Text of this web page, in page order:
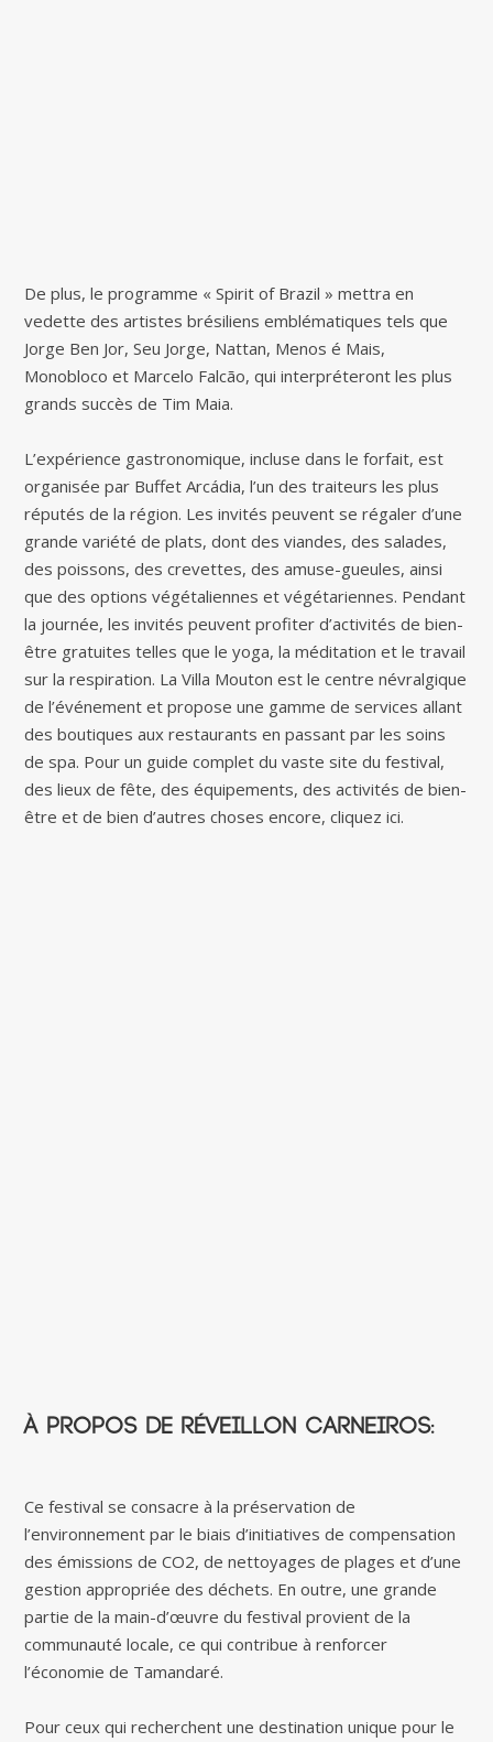
De plus, le programme « Spirit of Brazil » mettra en
vedette des artistes brésiliens emblématiques tels que
Jorge Ben Jor, Seu Jorge, Nattan, Menos é Mais,
Monobloco et Marcelo Falcão, qui interpréteront les plus
grands succès de Tim Maia.
L’expérience gastronomique, incluse dans le forfait, est
organisée par Buffet Arcádia, l’un des traiteurs les plus
réputés de la région. Les invités peuvent se régaler d’une
grande variété de plats, dont des viandes, des salades,
des poissons, des crevettes, des amuse-gueules, ainsi
que des options végétaliennes et végétariennes. Pendant
la journée, les invités peuvent profiter d’activités de bien-
être gratuites telles que le yoga, la méditation et le travail
sur la respiration. La Villa Mouton est le centre névralgique
de l’événement et propose une gamme de services allant
des boutiques aux restaurants en passant par les soins
de spa. Pour un guide complet du vaste site du festival,
des lieux de fête, des équipements, des activités de bien-
être et de bien d’autres choses encore, cliquez ici.
À propos de Réveillon Carneiros:
Ce festival se consacre à la préservation de
l’environnement par le biais d’initiatives de compensation
des émissions de CO2, de nettoyages de plages et d’une
gestion appropriée des déchets. En outre, une grande
partie de la main-d’œuvre du festival provient de la
communauté locale, ce qui contribue à renforcer
l’économie de Tamandaré.
Pour ceux qui recherchent une destination unique pour le